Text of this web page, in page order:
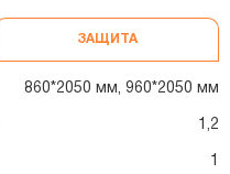
ЗАЩИТА
860*2050 мм, 960*2050 мм
1,2
1